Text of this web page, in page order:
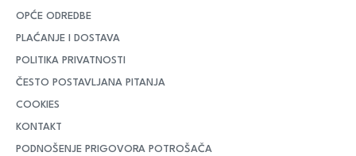
OPĆE ODREDBE
PLAĆANJE I DOSTAVA
POLITIKA PRIVATNOSTI
ČESTO POSTAVLJANA PITANJA
COOKIES
KONTAKT
PODNOŠENJE PRIGOVORA POTROŠAČA